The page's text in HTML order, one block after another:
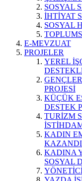
SOSYAL
İHTİYAT
SOSYAL
E-MEVZUAT
PROJELER
YEREL
PROJESİ
KÜÇÜK
DESTEK
TURİZM
KADIN
KADINA
SOSYAL